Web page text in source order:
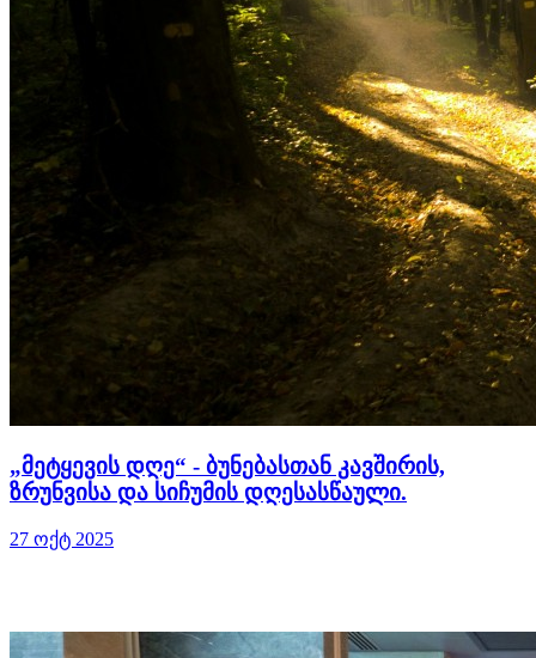
„მეტყევის დღე“ - ბუნებასთან კავშირის,
ზრუნვისა და სიჩუმის დღესასწაული.
27 ოქტ 2025